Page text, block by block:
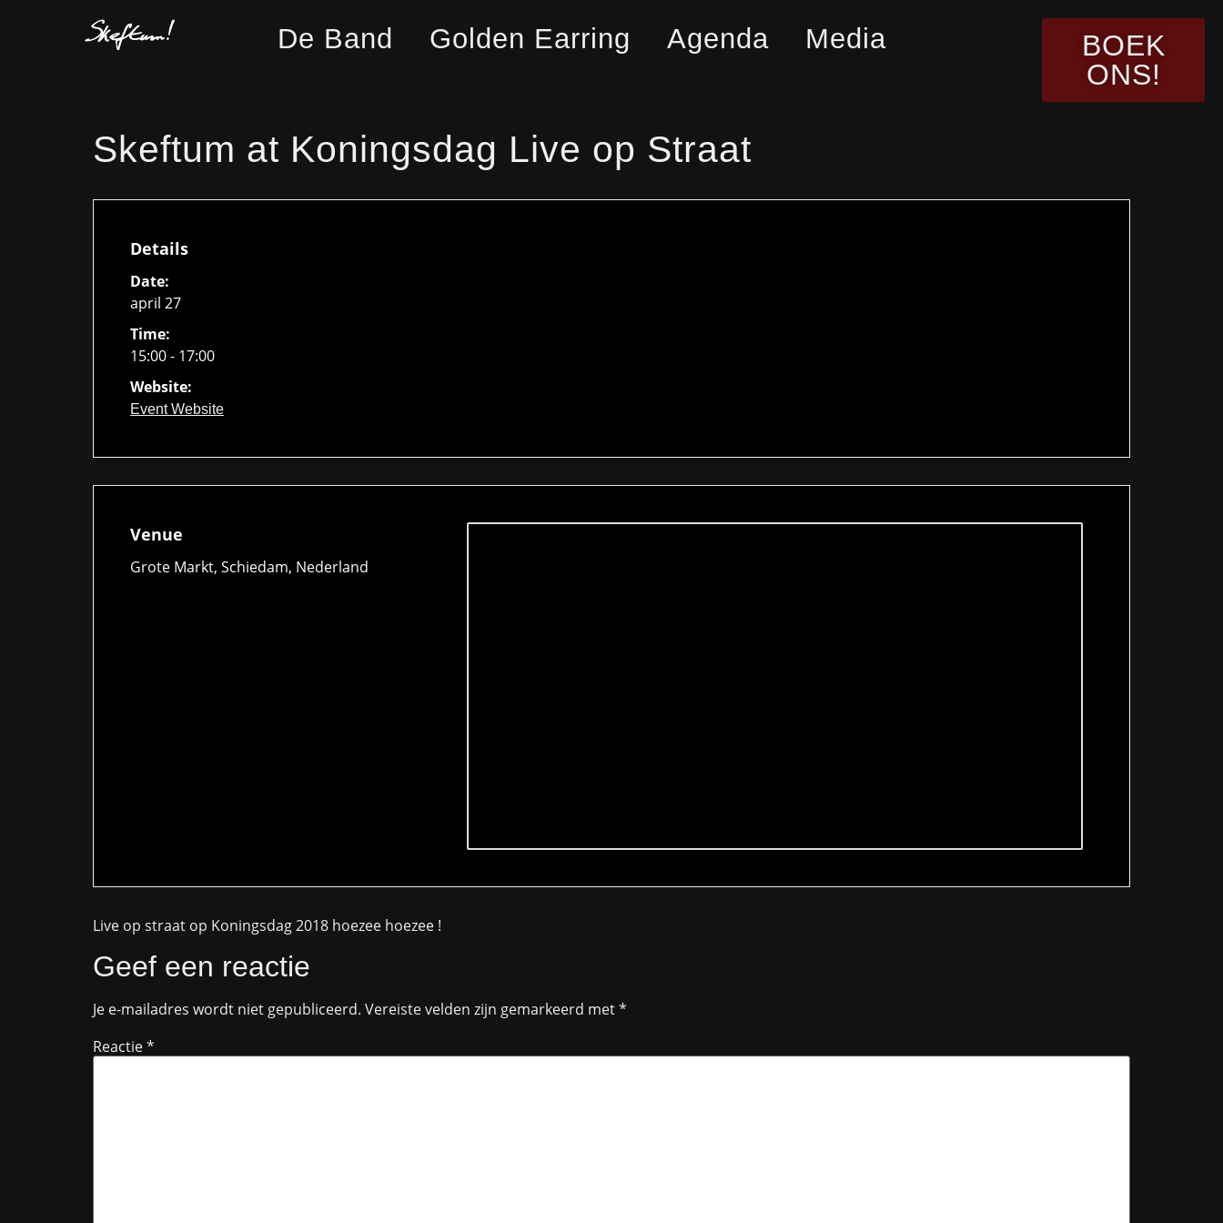
De Band Golden Earring Agenda Media
BOEK
ONS!
Skeftum at Koningsdag Live op Straat
Details
Date:
april 27
Time:
15:00 - 17:00
Website:
Event Website
Venue
Grote Markt, Schiedam, Nederland
Live op straat op Koningsdag 2018 hoezee hoezee !
Geef een reactie
Je e-mailadres wordt niet gepubliceerd. Vereiste velden zijn gemarkeerd met*
Reactie*